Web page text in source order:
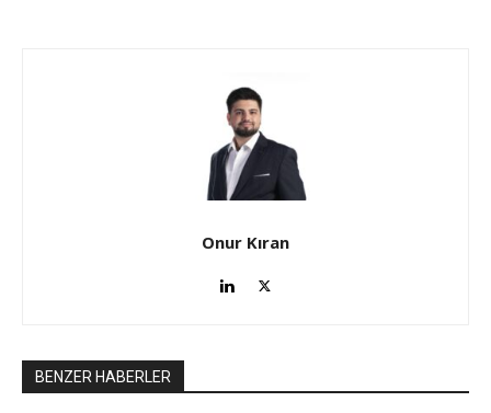
Onur Kıran
BENZER HABERLER